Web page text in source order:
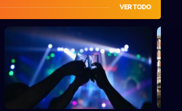
VER TODO